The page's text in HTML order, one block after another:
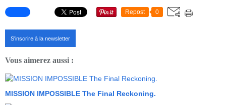
Repost 0
S'inscrire à la newsletter
Vous aimerez aussi :
MISSION IMPOSSIBLE The Final Reckoning.